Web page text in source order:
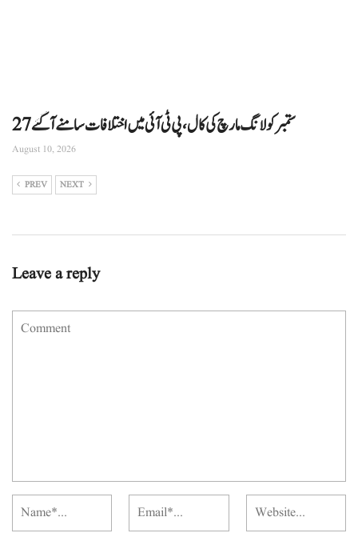
27ستمبر کو لانگ مارچ کی کال، پی ٹی آئی میں اختلافات سامنے آگئے
August 10, 2026
PREV NEXT
Leave a reply